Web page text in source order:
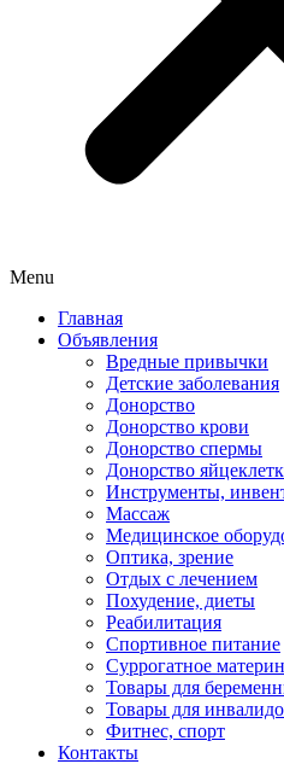
Menu
Главная
Объявления
Вредные привычки
Детские заболевания
Донорство
Донорство крови
Донорство спермы
Донорство
Инструменты,
Массаж
Медицинское
Оптика, зрение
Отдых с лечением
Похудение, диеты
Реабилитация
Спортивное питание
Суррогатное
Товары для
Товары для
Фитнес, спорт
Контакты